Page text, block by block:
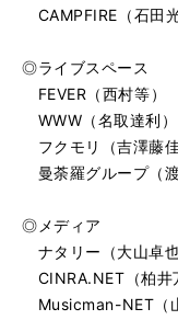
CAMPFIRE（石田光
◎ライブスペース
FEVER（西村等）
WWW（名取達利）
フクモリ（吉澤藤佳
曼荼羅グループ（渡
◎メディア
ナタリー（大山卓也
CINRA.NET（柏井
Musicman-NET（